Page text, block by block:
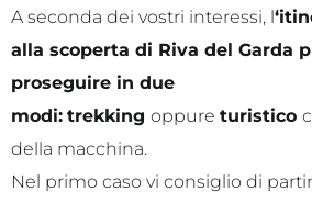
A seconda dei vostri interessi, l
alla scoperta di Riva del Garda
proseguire in due
modi: trekking oppure turistico
della macchina.
Nel primo caso vi consiglio di